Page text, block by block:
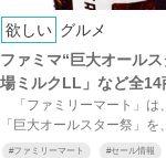
欲しい グルメ
ファミマ“巨大オール
場ミルクLL」など全14
「ファミリーマート」は
「巨大オールスター祭」
#ファミリーマート #セール情報